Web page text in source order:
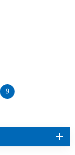
9